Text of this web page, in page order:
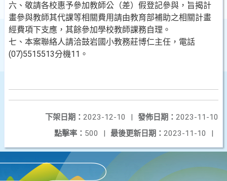
六、敬請各校惠予參加教師公（差）假登記參與，旨揭計
畫參與教師其代課等相關費用請由教育部補助之相關計畫
經費項下支應，其餘參加學校教師課務自理。
七、本案聯絡人請洽鼓岩國小教務莊博仁主任，電話
(07)5515513分機11。
發佈日期： 2023-11-10
下架日期： 2023-12-10
|
最後更新日期： 2023-11-10 |
點擊率： 500 |